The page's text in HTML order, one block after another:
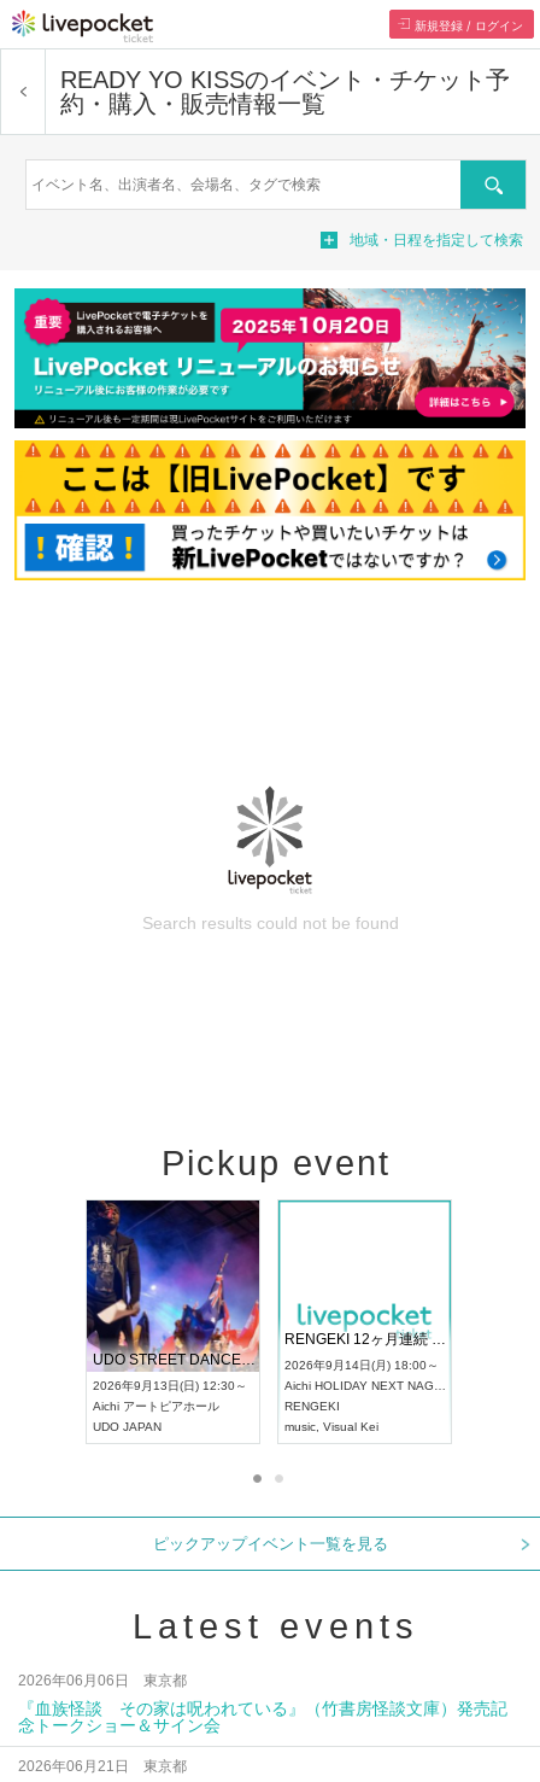
新規登録 / ログイン
READY YO KISSのイベント・チケット予
約・購入・販売情報一覧
Search
地域・日程を指定して検索
Search results could not be found
Pickup event
UDO STREET DANCE WORLD CHAMPIONSHIP JAPAN 2026
2026年9月13日(日) 12:30～
Aichi アートピアホール
UDO JAPAN
RENGEKI 12ヶ月連続 ONE MAN TOUR「生生流転」‐9月編‐
2026年9月14日(月) 18:00～
Aichi HOLIDAY NEXT NAGOYA
RENGEKI
music Visual Kei
ピックアップイベント一覧を見る
Latest events
2026年06月06日 東京都
『血族怪談 その家は呪われている』（竹書房怪談文庫）発売記
念トークショー＆サイン会
2026年06月21日 東京都